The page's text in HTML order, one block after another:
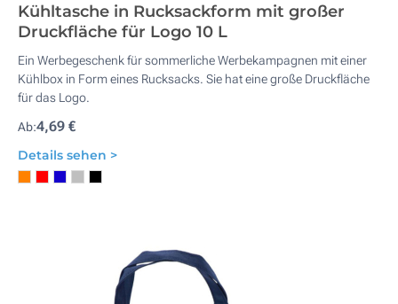
Kühltasche in Rucksackform mit großer
Druckfläche für Logo 10 L
Ein Werbegeschenk für sommerliche Werbekampagnen mit einer
Kühlbox in Form eines Rucksacks. Sie hat eine große Druckfläche
für das Logo.
Ab:4,69 €
Details sehen >